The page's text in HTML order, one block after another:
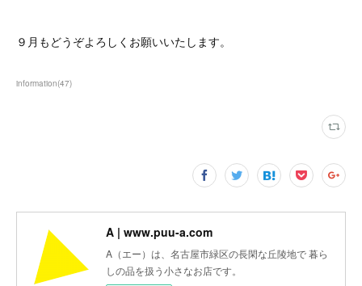
９月もどうぞよろしくお願いいたします。
information(47)
A | www.puu-a.com
A（エー）は、名古屋市緑区の長閑な丘陵地で 暮ら
しの品を扱う小さなお店です。